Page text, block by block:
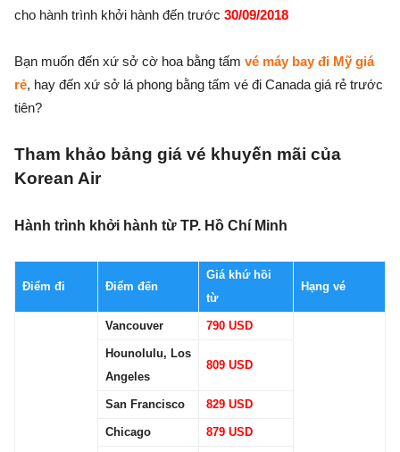
cho hành trình khởi hành đến trước 30/09/2018
Bạn muốn đến xứ sở cờ hoa bằng tấm vé máy bay đi Mỹ giá
rẻ, hay đến xứ sở lá phong bằng tấm vé đi Canada giá rẻ trước
tiên?
Tham khảo bảng giá vé khuyến mãi của
Korean Air
Hành trình khởi hành từ TP. Hồ Chí Minh
Điểm đi Điểm đến
Giá khứ hồi
từ
Hạng vé
Vancouver 790 USD
Hounolulu, Los
Angeles
809 USD
San Francisco 829 USD
Chicago 879 USD